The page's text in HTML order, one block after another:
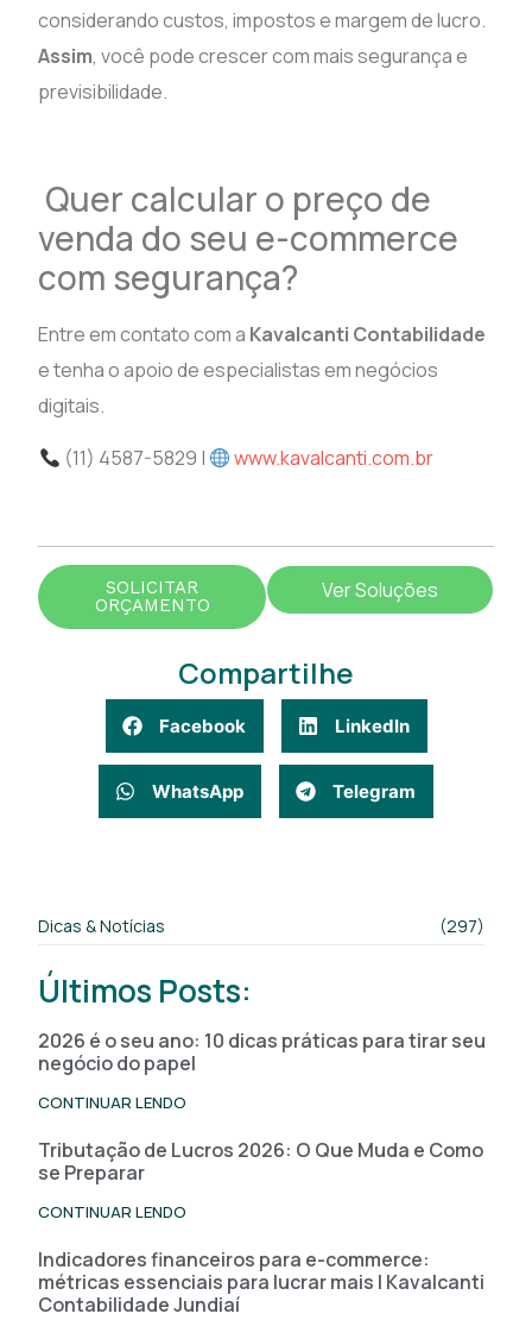
considerando custos, impostos e margem de lucro.
Assim, você pode crescer com mais segurança e
previsibilidade.
Quer calcular o preço de
venda do seu e-commerce
com segurança?
Entre em contato com a Kavalcanti Contabilidade
e tenha o apoio de especialistas em negócios
digitais.
(11) 4587-5829 | www.kavalcanti.com.br
SOLICITAR
ORÇAMENTO
Ver Soluções
Compartilhe
Facebook LinkedIn
WhatsApp Telegram
Dicas & Notícias (297)
Últimos Posts:
2026 é o seu ano: 10 dicas práticas para tirar seu
negócio do papel
CONTINUAR LENDO
Tributação de Lucros 2026: O Que Muda e Como
se Preparar
CONTINUAR LENDO
Indicadores financeiros para e-commerce:
métricas essenciais para lucrar mais | Kavalcanti
Contabilidade Jundiaí